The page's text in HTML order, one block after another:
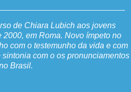
de Chiara Lubich aos jovens
2000, em Roma. Novo ímpeto no
com o testemunho da vida e com
com o os pronunciamentos
Brasil.